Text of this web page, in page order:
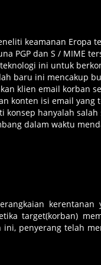
keamanan Eropa
PGP dan S / MIME
ini untuk
baru ini mencakup
klien email korban
konten isi email
konsep hanyalah
dalam waktu
target(korban)
ini, penyerang telah